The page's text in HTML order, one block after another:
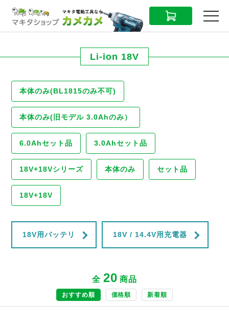
CART MENU
Li-ion 18V
本体のみ(BL1815のみ不可)
本体のみ(旧モデル 3.0Ahのみ）
6.0Ahセット品 3.0Ahセット品
18V+18Vシリーズ 本体のみ セット品
18V+18V
18V用バッテリ 18V / 14.4V用充電器
全 20 商品
おすすめ順 価格順 新着順